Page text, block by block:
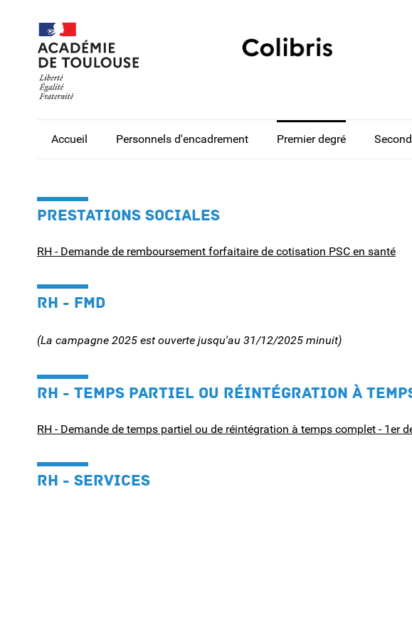
Accueil Personnels d'encadrement Premier degré
PRESTATIONS SOCIALES
RH - Demande de remboursement forfaitaire de cotisation PSC en santé
RH - FMD
(La campagne 2025 est ouverte jusqu'au 31/12/2025 minuit)
RH - TEMPS PARTIEL OU RÉINTÉGRATION À
RH - Demande de temps partiel ou de réintégration à temps complet - 1er
RH - SERVICES